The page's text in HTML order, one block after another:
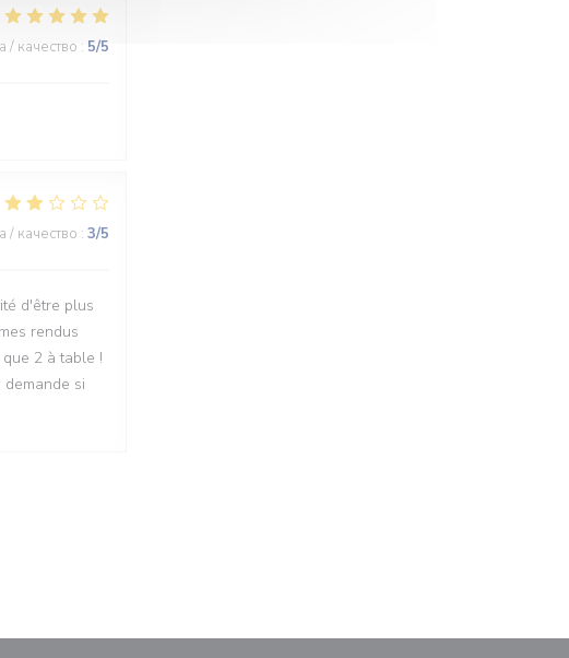
/ качество : 5/5
/ качество : 3/5
d'être plus
rendus
2 à table !
si